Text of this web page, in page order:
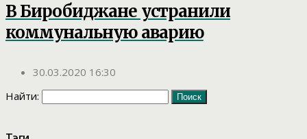
В Биробиджане устранили
коммунальную аварию
30.03.2020 16:30
Найти: